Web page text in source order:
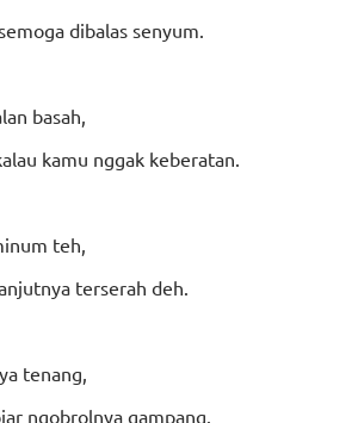
dibalas senyum.
basah,
kamu nggak keberatan.
teh,
terserah deh.
tenang,
ngobrolnya gampang.